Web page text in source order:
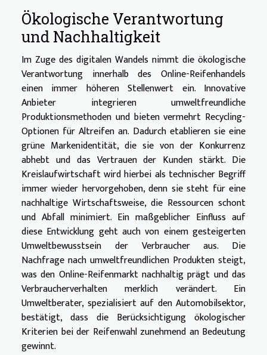
Ökologische Verantwortung
und Nachhaltigkeit
Im Zuge des digitalen Wandels nimmt die ökologische
Verantwortung innerhalb des Online-Reifenhandels
einen immer höheren Stellenwert ein. Innovative
Anbieter integrieren umweltfreundliche
Produktionsmethoden und bieten vermehrt Recycling-
Optionen für Altreifen an. Dadurch etablieren sie eine
grüne Markenidentität, die sie von der Konkurrenz
abhebt und das Vertrauen der Kunden stärkt. Die
Kreislaufwirtschaft wird hierbei als technischer Begriff
immer wieder hervorgehoben, denn sie steht für eine
nachhaltige Wirtschaftsweise, die Ressourcen schont
und Abfall minimiert. Ein maßgeblicher Einfluss auf
diese Entwicklung geht auch von einem gesteigerten
Umweltbewusstsein der Verbraucher aus. Die
Nachfrage nach umweltfreundlichen Produkten steigt,
was den Online-Reifenmarkt nachhaltig prägt und das
Verbraucherverhalten merklich verändert. Ein
Umweltberater, spezialisiert auf den Automobilsektor,
bestätigt, dass die Berücksichtigung ökologischer
Kriterien bei der Reifenwahl zunehmend an Bedeutung
gewinnt.